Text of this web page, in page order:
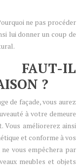
ne pas procéder
lui donner un coup de
IL
?
de façade, vous aurez
à votre demeure
améliorerez ainsi
et conforme à vos
vous empêchera par
meubles et objets